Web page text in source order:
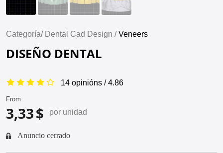
Categoría/ Dental Cad Design /Veneers
DISEÑO DENTAL
14 opinións / 4.86
From
3,33 $ por unidad
Anuncio cerrado